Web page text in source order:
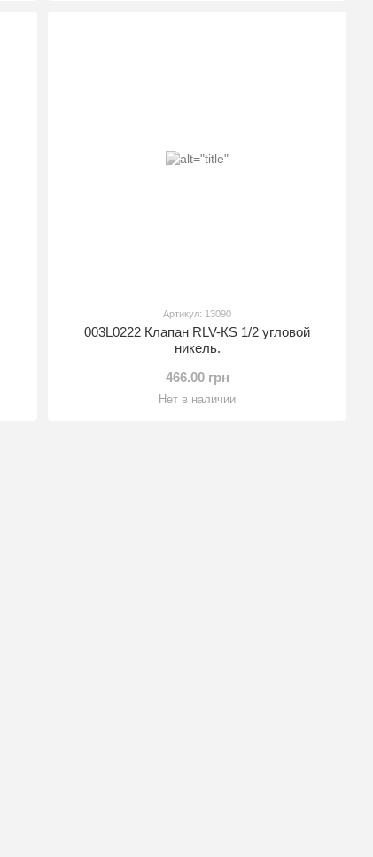
Артикул: 13090
003L0222 Клапан RLV-КS 1/2 угловой
никель.
466.00 грн
Нет в наличии